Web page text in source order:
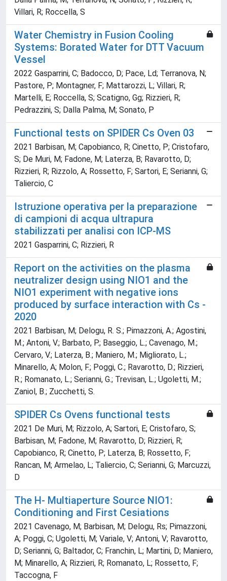
Villari, R; Roccella, S
Water Chemistry in Fusion Cooling
Systems: Borated Water for DTT Vacuum
Vessel
2022 Gasparrini, C; Badocco, D; Pace, Ld; Terranova, N;
Pastore, P; Montagner, F; Mattarozzi, L; Villari, R;
Martelli, E; Roccella, S; Scatigno, Gg; Rizzieri, R;
Pedrazzini, S; Dalla Palma, M; Sonato, P
Functional tests on SPIDER Cs Oven 03
2021 Barbisan, M; Capobianco, R; Cinetto, P; Cristofaro,
S; De Muri, M; Fadone, M; Laterza, B; Ravarotto, D;
Rizzieri, R; Rizzolo, A; Rossetto, F; Sartori, E; Serianni, G;
Taliercio, C
Istruzione operativa per la preparazione
di campioni di acqua ultrapura
stabilizzati per analisi con ICP-MS
2021 Gasparrini, C; Rizzieri, R
Report on the activities on the plasma
neutralizer design using NIO1 and the
NIO1 experiment with negative ions
produced by surface interaction with Cs -
2020
2021 Barbisan, M; Delogu, R. S.; Pimazzoni, A.; Agostini,
M.; Antoni, V.; Barbato, P.; Baseggio, L.; Cavenago, M.;
Cervaro, V.; Laterza, B.; Maniero, M.; Migliorato, L.;
Minarello, A; Molon, F.; Poggi, C.; Ravarotto, D.; Rizzieri,
R.; Romanato, L.; Serianni, G.; Trevisan, L.; Ugoletti, M.;
Zaniol, B.; Zucchetti, S.
SPIDER Cs Ovens functional tests
2021 De Muri, M; Rizzolo, A; Sartori, E; Cristofaro, S;
Barbisan, M; Fadone, M; Ravarotto, D; Rizzieri, R;
Capobianco, R; Cinetto, P; Laterza, B; Rossetto, F;
Rancan, M; Armelao, L; Taliercio, C; Serianni, G; Marcuzzi,
D
The H- Multiaperture Source NIO1:
Conditioning and First Cesiations
2021 Cavenago, M; Barbisan, M; Delogu, Rs; Pimazzoni,
A; Poggi, C; Ugoletti, M; Variale, V; Antoni, V; Ravarotto,
D; Serianni, G; Baltador, C; Franchin, L; Martini, D; Maniero,
M; Minarello, A; Rizzieri, R; Romanato, L; Rossetto, F;
Taccogna, F